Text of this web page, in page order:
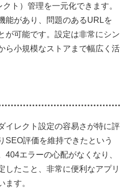
ト）管理を一元化できます。
能があり、問題のあるURLを
が可能です。設定は非常にシン
ら小規模なストアまで幅広く活
イレクト設定の容易さが特に評
SEO評価を維持できたという
404エラーの心配がなくなり、
したこと、非常に便利なアプリ
ます。